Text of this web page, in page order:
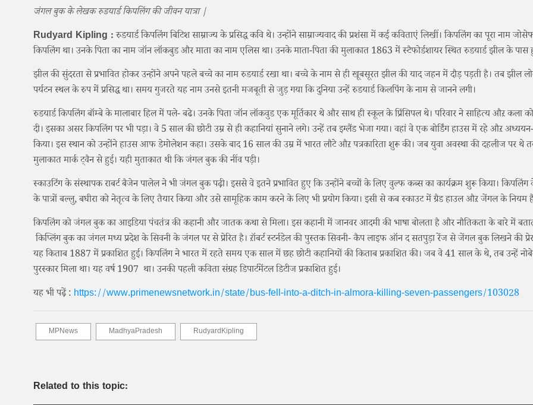
जंगल बुक के लेखक रुडयार्ड किपलिंग की जीवन यात्रा |
Rudyard Kipling :रुडयार्ड किपलिंग बिटिश साम्राज्य के प्रसिद्ध कवि थे। उन्होंने साम्राज्यवाद की प्रशंसा में कई कविताएं लिखीं। किपलिंग का पूरा नाम
किपलिंग था। उनके पिता का नाम जॉन लॉकबुड और माता का नाम एलिस था। उनके माता-पिता की मुलाकात 1863 में स्टैफोर्डशायर स्थित रुडयार्ड झील के पास
झील की सुंदरता से प्रभावित होकर उन्होंने अपने पहले बच्चे का नाम रुडयार्ड रखा था। बच्चे के नाम से ही खूबसूरत झील की याद जहन में दौड़ पड़ती है। तब झील
पर्यटन स्थल के रुप में प्रसिद्ध था। समय गुजरते यह नाम उनसे इतनी मजबूती से जुड़ गया कि दुनिया उन्हें रुडयार्ड किलपिंग के नाम से जानने लगी।
रुडयार्ड किपलिंग बॉम्बे के मालाबार हिल में पले- बढे। उनके पिता जॉन लॉकवुड एक मूर्तिकार थे और साथ ही स्कूल के प्रिंसिपल थे। परिवार ने साहित्य औऱ कला
दी। इसका असर किपलिंग पर भी पड़ा। वे 5 साल की छोटी उम्र से ही कहानियां सुनाने लगे। उन्हें तब इग्लैंड भेजा गया। वहां वे एक बोर्डिंग हाउस में रहे औऱ
किया। इस स्थान को उन्होंने हाउस आफ डेमोलेशन कहा। उसके बाद 16 साल की उम्र में भारत लौटे औऱ पत्रकारिता शुरू की। जब युवा अवस्था की दहलीज पर थे
मुलाकात मार्क ट्वैन से हुई। यही मुताकात थी कि जंगल बुक की नींव पड़ी।
स्काउटिंग के संस्थापक राबर्ट बैजेन पालेल ने भी जंगल बुक पढ़ी। इससे वे इतने प्रभावित हुए कि उन्होंने बच्चों के लिए वुल्फ कब्स का कार्यक्रम शुरू किया। किपलिंग
के पात्रों बल्लु, बघीरा को नेतृत्व के लिए तैयार किया और उसे सामूहिक काम करने के लिए भी प्रयोग किया। इसी से कब स्काउट में ग्रैड हाउल औऱ जेंगल के नियम
किपलिंग को जंगल बुक का आइडिया पंचतंत्र की कहानी और जातक कथा से मिला। इस कहानी में जानवर आदमी की भाषा बोलता है और नौतिकता के बारे में
किप्लिंग बुक का जंगल मध्य प्रदेश के सिवनी के जंगल पर से प्रेरित है। ऱॉबर्ट स्टर्नडेल की पुस्तक सिवनी- कैप लाइफ ऑन द सतपुड़ा रेंज से जेंगल बुक लिखने की
यह किताब 1887 में प्रकाशित हुई। किपलिंग ने भारत में रहते समय एक साल में छह छोटी कहानियों की किताब प्रकाशित की। जब वे 41 साल के थे, तब उन्हें
पुरस्कार मिला था। यह वर्ष 1907 था। उनकी पहली कविता संग्रह डिपार्टमेंटल डिटीज प्रकाशित हुई।
यह भी पढ़ें : https://www.primenewsnetwork.in/state/bus-fell-into-a-ditch-in-almora-killing-seven-passengers/103028
MPNews MadhyaPradesh RudyardKipling
Related to this topic: